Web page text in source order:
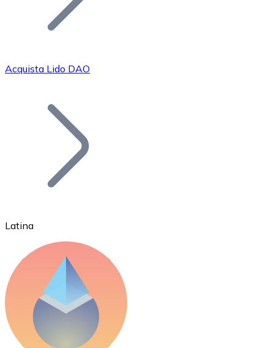
Bitcoin
Ethereum
ETH
Acquista Lido DAO
Latina